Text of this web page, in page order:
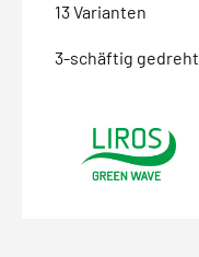
13 Varianten
3-schäftig gedreht